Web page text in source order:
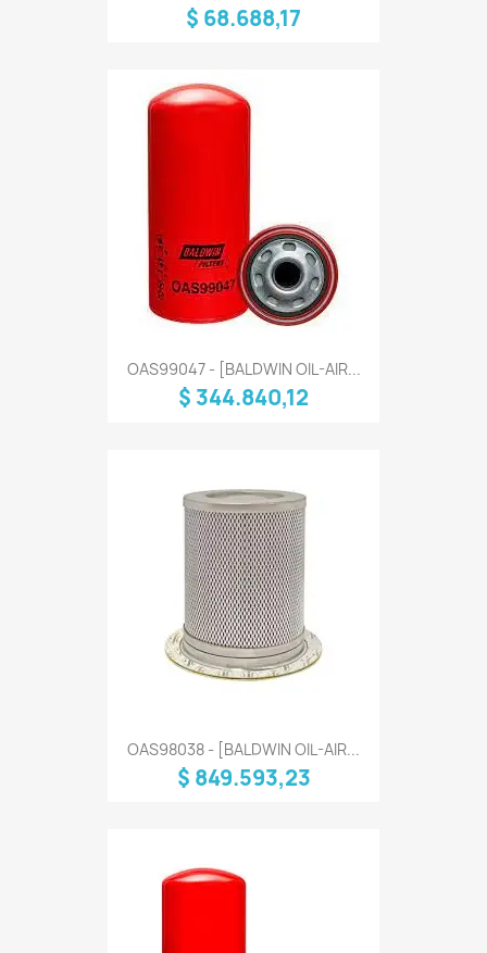
$ 68.688,17
OAS99047 - [BALDWIN OIL-AIR...
$ 344.840,12
OAS98038 - [BALDWIN OIL-AIR...
$ 849.593,23